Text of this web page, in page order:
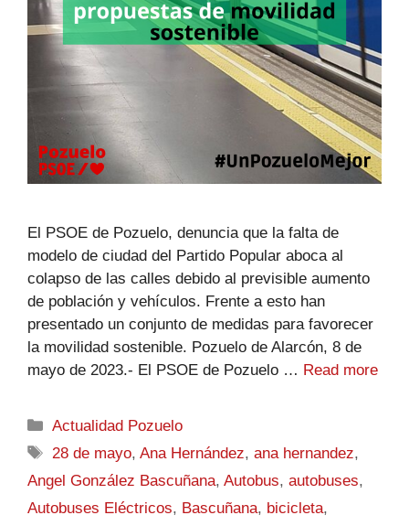
El PSOE de Pozuelo, denuncia que la falta de
modelo de ciudad del Partido Popular aboca al
colapso de las calles debido al previsible aumento
de población y vehículos. Frente a esto han
presentado un conjunto de medidas para favorecer
la movilidad sostenible. Pozuelo de Alarcón, 8 de
mayo de 2023.- El PSOE de Pozuelo … Read more
Actualidad Pozuelo
28 de mayo,Ana Hernández,ana hernandez,
Angel González Bascuñana, Autobus, autobuses,
Autobuses Eléctricos, Bascuñana, bicicleta,